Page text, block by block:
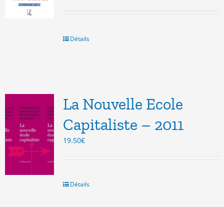
22.00€.
Détails
La Nouvelle Ecole
Capitaliste – 2011
19.50€
Détails